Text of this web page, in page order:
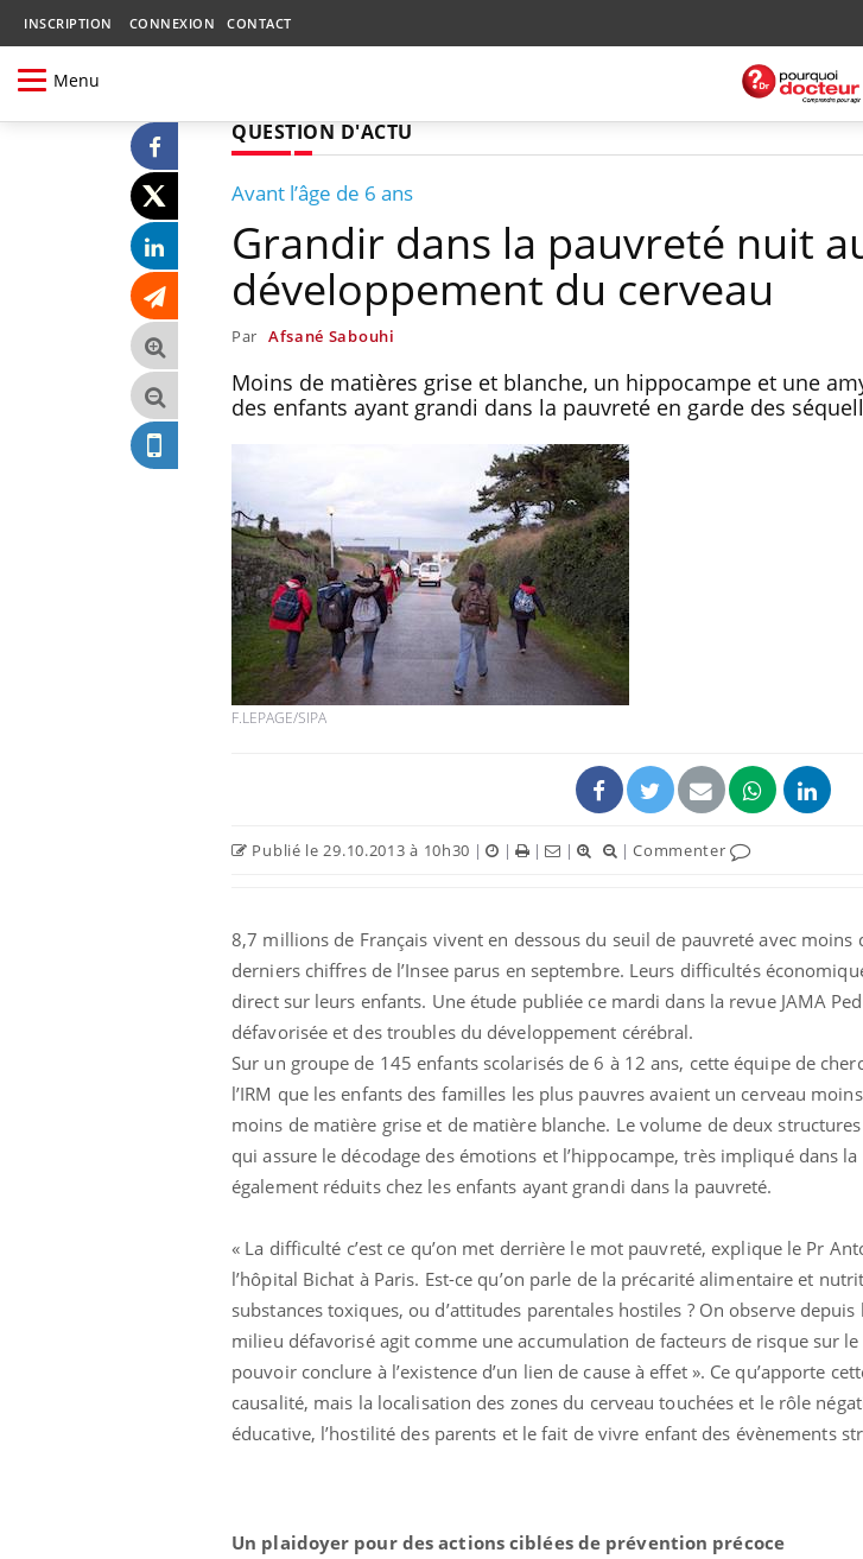
INSCRIPTION CONNEXION CONTACT
Menu
QUESTION D'ACTU
Avant l’âge de 6 ans
Grandir dans la pauvreté nuit
développement du cerveau
Par Afsané Sabouhi
Moins de matières grise et blanche, un hippocampe et une
des enfants ayant grandi dans la pauvreté en garde des
F.LEPAGE/SIPA
Publié le 29.10.2013 à 10h30 | | | | |Commenter
8,7 millions de Français vivent en dessous du seuil de pauvreté avec
derniers chiffres de l’Insee parus en septembre. Leurs difficultés
direct sur leurs enfants. Une étude publiée ce mardi dans la revue JAMA
défavorisée et des troubles du développement cérébral.
Sur un groupe de 145 enfants scolarisés de 6 à 12 ans, cette équipe de
l’IRM que les enfants des familles les plus pauvres avaient un cerveau
moins de matière grise et de matière blanche. Le volume de deux
qui assure le décodage des émotions et l’hippocampe, très impliqué dans
également réduits chez les enfants ayant grandi dans la pauvreté.
« La difficulté c’est ce qu’on met derrière le mot pauvreté, explique le Pr
l’hôpital Bichat à Paris. Est-ce qu’on parle de la précarité alimentaire et
substances toxiques, ou d’attitudes parentales hostiles ? On observe
milieu défavorisé agit comme une accumulation de facteurs de risque sur
pouvoir conclure à l’existence d’un lien de cause à effet ». Ce qu’apporte
causalité, mais la localisation des zones du cerveau touchées et le rôle
éducative, l’hostilité des parents et le fait de vivre enfant des évènements
Un plaidoyer pour des actions ciblées de prévention précoce
Comment oublier les
écrans en vacances ?
empiète de plus en plus
Chikungunya, dengue,
West Nile : que se passe-
t-il dans le sud de la
?